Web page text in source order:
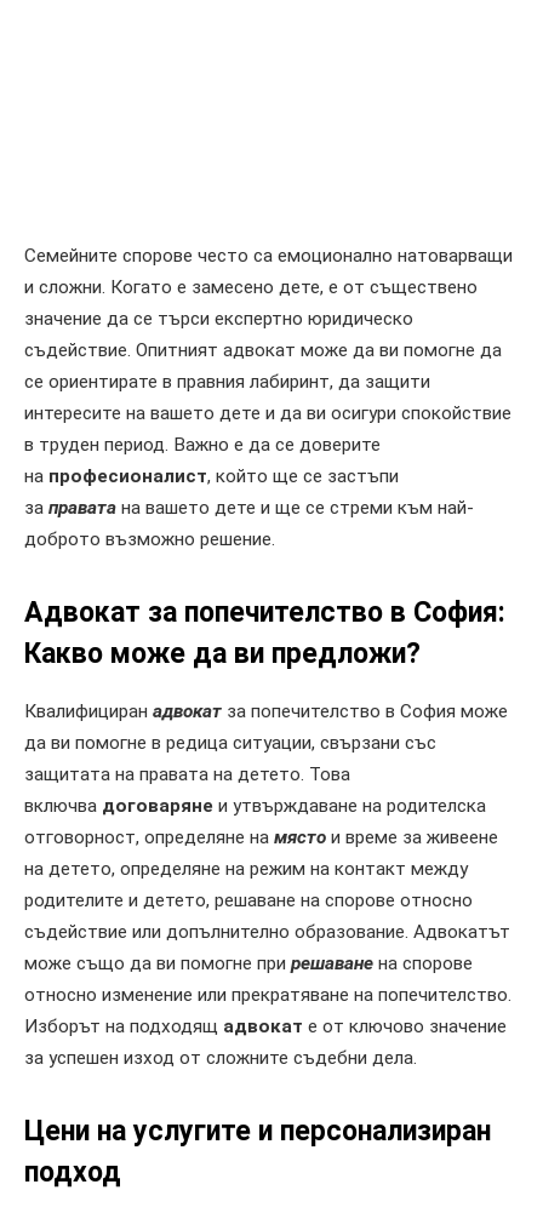
Семейните спорове често са емоционално натоварващи
и сложни. Когато е замесено дете, е от съществено
значение да се търси експертно юридическо
съдействие. Опитният адвокат може да ви помогне да
се ориентирате в правния лабиринт, да защити
интересите на вашето дете и да ви осигури спокойствие
в труден период. Важно е да се доверите
на професионалист, който ще се застъпи
за правата на вашето дете и ще се стреми към най-
доброто възможно решение.
Адвокат за попечителство в София:
Какво може да ви предложи?
Квалифициран адвокат за попечителство в София може
да ви помогне в редица ситуации, свързани със
защитата на правата на детето. Това
включва договаряне и утвърждаване на родителска
отговорност, определяне на място и време за живеене
на детето, определяне на режим на контакт между
родителите и детето, решаване на спорове относно
съдействие или допълнително образование. Адвокатът
може също да ви помогне при решаване на спорове
относно изменение или прекратяване на попечителство.
Изборът на подходящ адвокат е от ключово значение
за успешен изход от сложните съдебни дела.
Цени на услугите и персонализиран
подход